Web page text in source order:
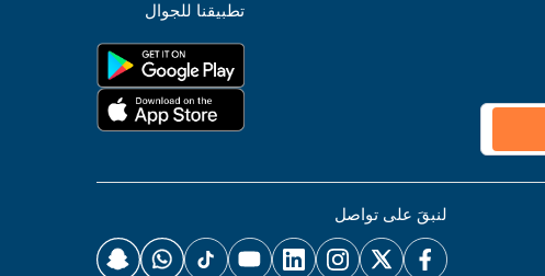
تطبيقنا للجوال
لنبقَ على تواصل